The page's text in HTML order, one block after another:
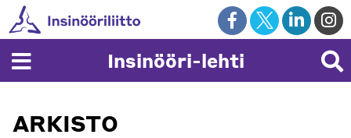
Skip
to
content
Insinööri-lehti
ARKISTO